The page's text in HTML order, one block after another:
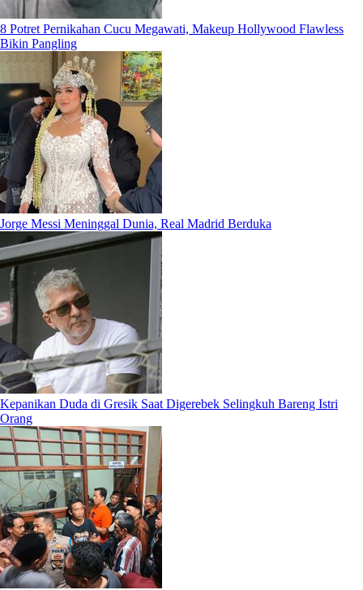
8 Potret Pernikahan Cucu Megawati, Makeup Hollywood Flawless
Bikin Pangling
Jorge Messi Meninggal Dunia, Real Madrid Berduka
Kepanikan Duda di Gresik Saat Digerebek Selingkuh Bareng Istri
Orang